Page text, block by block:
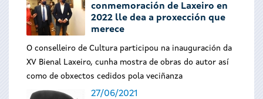
conmemoración de Laxeiro en
2022 lle dea a proxección que
merece
O conselleiro de Cultura participou na inauguración da
XV Bienal Laxeiro, cunha mostra de obras do autor así
como de obxectos cedidos pola veciñanza
27/06/2021